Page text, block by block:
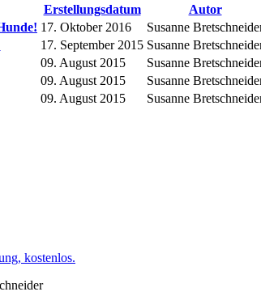
Erstellungsdatum
Autor
17. Oktober 2016
Susanne
17. September 2015 Susanne
09. August 2015
Susanne
09. August 2015
Susanne
09. August 2015 Susanne
kostenlos.